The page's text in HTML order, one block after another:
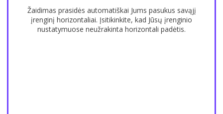
Žaidimas prasidės automatiškai Jums pasukus savąjį
įrenginį horizontaliai. Įsitikinkite, kad Jūsų įrenginio
nustatymuose neužrakinta horizontali padėtis.